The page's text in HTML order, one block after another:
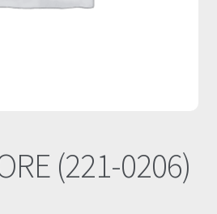
(221-0206)